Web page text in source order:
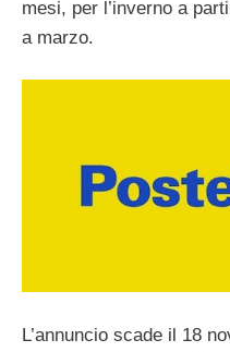
mesi, per l’inverno a
a marzo.
L’annuncio scade il 18